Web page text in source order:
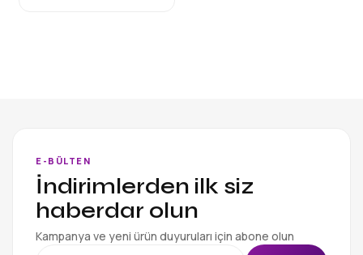
E-BÜLTEN
İndirimlerden ilk siz
haberdar olun
Kampanya ve yeni ürün duyuruları için abone olun